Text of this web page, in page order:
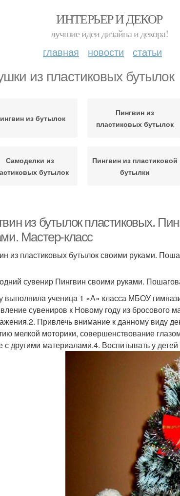
ИНТЕРЬЕР И ДЕКОР
лучшие идеи дизайна и декора!
главная новости статьи
из пластиковых бутылок
из бутылок
Пингвин из
пластиковых бутылок
Самоделки из
бутылок
Пингвин из пластиковой
бутылки
из бутылок пластиковых.
Мастер-класс
из пластиковых бутылок своими руками.
сувенир Пингвин своими руками.
выполнила ученица 1 «А» класса МБОУ
сувениров к Новому году из бросового
Привлечь внимание к данному виду
мелкой моторики, совершенствование
с другими материалами.4. Воспитывать у